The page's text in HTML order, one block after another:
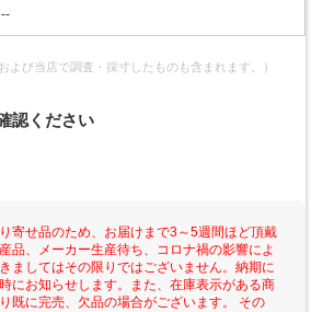
--
よび当店で調査・採寸したものも含まれます。）
認ください
寄せ品のため、お届けまで3～5週間ほど頂戴
品、メーカー生産待ち、コロナ禍の影響によ
ましてはその限りではございません。納期に
にお知らせします。また、在庫表示がある商
既に完売、欠品の場合がございます。 その